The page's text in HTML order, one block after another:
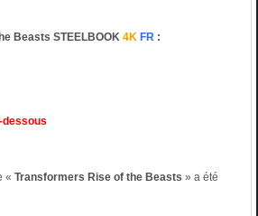
Beasts STEELBOOK 4K FR :
« Transformers Rise of the Beasts » a été